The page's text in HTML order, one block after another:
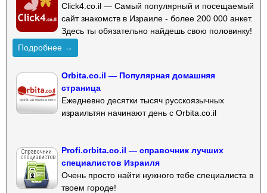
Click4.co.il — Самый популярный и посещаемый
сайт знакомств в Израиле - более 200 000 анкет.
Здесь ты обязательно найдешь свою половинку!
Подробнее →
Orbita.co.il — Популярная домашняя
страница
Ежедневно десятки тысяч русскоязычных
израильтян начинают день с Orbita.co.il
Profi.orbita.co.il — справочник лучших
специалистов Израиля
Очень просто найти нужного тебе специалиста в
твоем городе!